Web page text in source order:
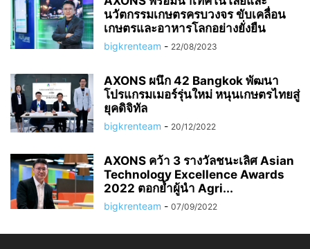
นวัตกรรมเกษตรครบวงจร ขับเคลื่อน
เกษตรและอาหารโลกอย่างยั่งยืน
bigkrenteam - 22/08/2023
AXONS ผนึก 42 Bangkok พัฒนา
โปรแกรมเมอร์รุ่นใหม่ หนุนเกษตรไทยสู่
ยุคดิจิทัล
bigkrenteam - 20/12/2022
AXONS คว้า 3 รางวัลชนะเลิศ Asian
Technology Excellence Awards
2022 ตอกย้ำผู้นำ Agri...
bigkrenteam - 07/09/2022